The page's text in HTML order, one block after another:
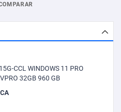
CCL WINDOWS 11 PRO
32GB 960 GB